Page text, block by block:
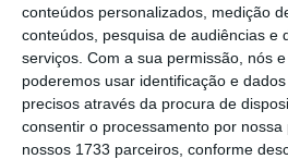
conteúdos personalizados, medição
conteúdos, pesquisa de audiências e
serviços. Com a sua permissão, nós
poderemos usar identificação e
precisos através da procura de
consentir o processamento por
nossos 1733 parceiros, conforme
financeira muito sólida”,
CTT abrem a porta a mais
Ler Mais